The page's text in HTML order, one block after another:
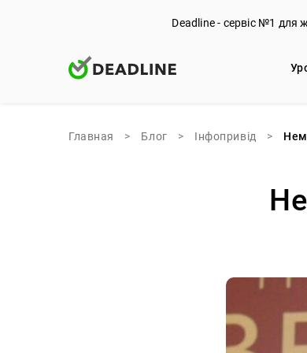
Deadline - сервіс №1 для
Главная > Блог > Iнфопривід >